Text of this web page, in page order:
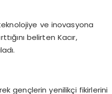
ve inovasyona
belirten Kacır,
gençlerin yenilikçi fikirlerini